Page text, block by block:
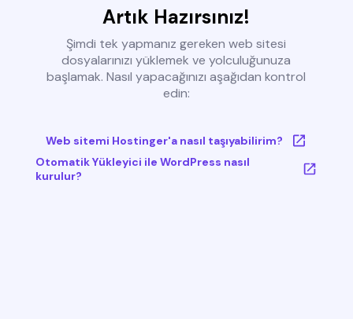
Artık Hazırsınız!
Şimdi tek yapmanız gereken web sitesi
dosyalarınızı yüklemek ve yolculuğunuza
başlamak. Nasıl yapacağınızı aşağıdan kontrol
edin:
Web sitemi Hostinger'a nasıl taşıyabilirim?
Otomatik Yükleyici ile WordPress nasıl
kurulur?